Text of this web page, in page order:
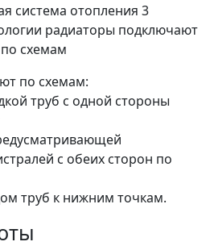
радиаторы подключают
по схемам
по схемам:
труб с одной стороны
с обеих сторон по
труб к нижним точкам.